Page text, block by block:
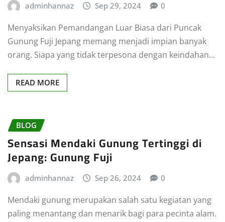
adminhannaz Sep 29, 2024 0
Menyaksikan Pemandangan Luar Biasa dari Puncak
Gunung Fuji Jepang memang menjadi impian banyak
orang. Siapa yang tidak terpesona dengan keindahan…
READ MORE
BLOG
Sensasi Mendaki Gunung Tertinggi di
Jepang: Gunung Fuji
adminhannaz Sep 26, 2024 0
Mendaki gunung merupakan salah satu kegiatan yang
paling menantang dan menarik bagi para pecinta alam.